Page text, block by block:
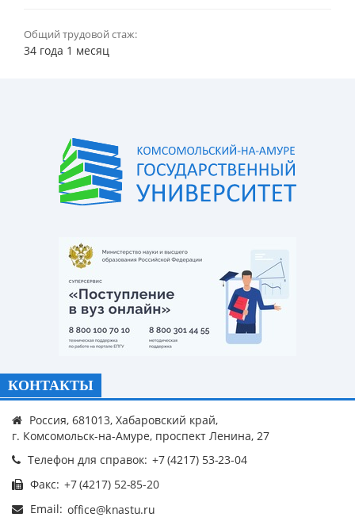
Общий трудовой стаж:
34 года 1 месяц
КОНТАКТЫ
Россия, 681013, Хабаровский край,
г. Комсомольск-на-Амуре, проспект Ленина, 27
Телефон для справок:
Факс:
Email: